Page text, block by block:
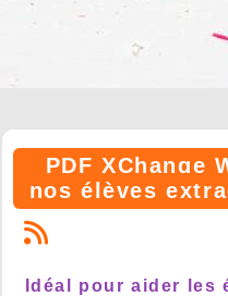
PDF XChange
nos élèves
Idéal pour aider les